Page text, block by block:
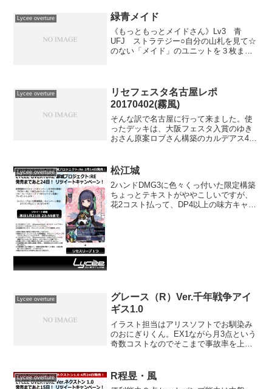
Lycee overture 緑青メイド
《もっともっとメイドさん》Lv3 青
UFJ ストラテジー○自分の山札を見て☆
のない「メイド」のユニットを３枚まで
き、本分を尽くせ】...
Lycee overture
リセフェスタ名古屋レポ
20170402(霧風)
そんな訳で名古屋に行って来ました。使
ったデッキは、大阪フェスタ入賞のゆき
おさん原案ロブさん構築のカルデアス4投
で、お二人も言ってますが色んなゲーム
プランを立てられるの...
Lycee overture 松江城
2ハンドDMG3に色々くっ付いた限定構築
ちょっとテキストがややこしいですが、
花2コスト払って、DP4以上の味方キャラ
Lycee overture
グレース（R）Ver.千年戦争アイ
ギス1.0
イラスト担当はアリスソフトでお馴染み
のおにぎりくん。EX1ながら月3点という
奇数コストなのでそこまで事故率を上げ
DMG3ながらサイドステップにSP2と
中々。能力は王子...
Lycee overture R程昱・風